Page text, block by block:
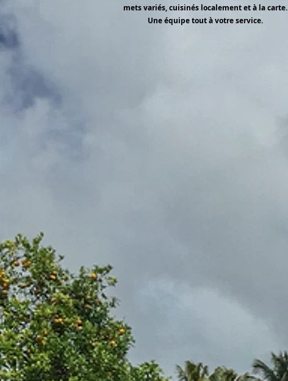
mets variés, cuisinés localement et à la carte.
Une équipe tout à votre service.